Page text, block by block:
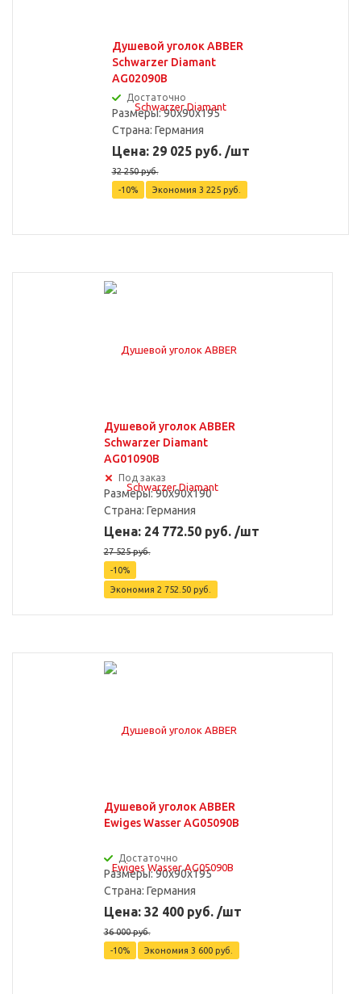
Душевой уголок ABBER
Schwarzer Diamant
AG02090B
Достаточно
Размеры: 90x90x195
Страна: Германия
Цена: 29 025 руб. /шт
32 250 руб.
-10%
Экономия 3 225 руб.
Душевой уголок ABBER
Schwarzer Diamant
AG01090B
Под заказ
Размеры: 90x90x190
Страна: Германия
Цена: 24 772.50 руб. /шт
27 525 руб.
-10%
Экономия 2 752.50 руб.
Душевой уголок ABBER
Ewiges Wasser AG05090B
Достаточно
Размеры: 90x90x195
Страна: Германия
Цена: 32 400 руб. /шт
36 000 руб.
-10%
Экономия 3 600 руб.